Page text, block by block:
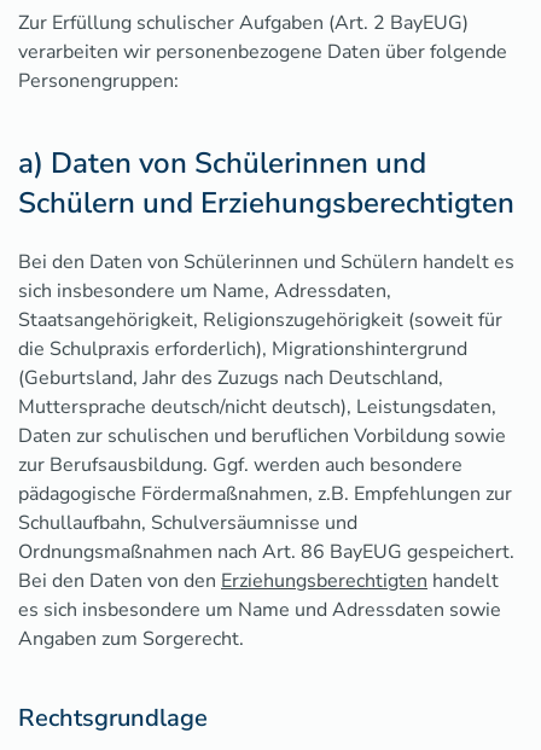
Zur Erfüllung schulischer Aufgaben (Art. 2 BayEUG)
verarbeiten wir personenbezogene Daten über folgende
Personengruppen:
a) Daten von Schülerinnen und
Schülern und Erziehungsberechtigten
Bei den Daten von Schülerinnen und Schülern handelt es
sich insbesondere um Name, Adressdaten,
Staatsangehörigkeit, Religionszugehörigkeit (soweit für
die Schulpraxis erforderlich), Migrationshintergrund
(Geburtsland, Jahr des Zuzugs nach Deutschland,
Muttersprache deutsch/nicht deutsch), Leistungsdaten,
Daten zur schulischen und beruflichen Vorbildung sowie
zur Berufsausbildung. Ggf. werden auch besondere
pädagogische Fördermaßnahmen, z.B. Empfehlungen zur
Schullaufbahn, Schulversäumnisse und
Ordnungsmaßnahmen nach Art. 86 BayEUG gespeichert.
Bei den Daten von den Erziehungsberechtigten handelt
es sich insbesondere um Name und Adressdaten sowie
Angaben zum Sorgerecht.
Rechtsgrundlage